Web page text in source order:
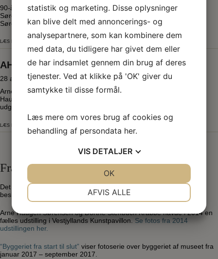
90-års fødselsdags-udstilling i Kunstpavillonen og Arne Haugen
Sørensen Museum med egne og lånte værker af Arne Haugen
Sørensen. Arne Haugen...
LÆS MERE
AHS – Det Grafiske Værk 2021
28 august 2021 - 10 oktober 2021
Arne Haugen Sørensen – “Det Grafiske Værk” Udstilling med Arne
Haugen Sørensens grafiske værker samt reception i anledning af
udgivelsen...
LÆS MERE
Fra idé til virkelighed
Det spændende forløb fra ide i 2014-2015 til virkelighed i 2017 er
beskrevet i
“Sådan blev museet til”.
Arne Haugen Sørensen og Dorthe Stenbuch Krabbe havde i 2014 en
fælles udstilling i Vestjyllands Kunstpavillon. Se fotos fra 2014
udstillingen her.
“Byggeriet fra start til slut” viser fotoserie over byggeriet af museet fra
januar 2017 – september 2017.
statistik og marketing. Disse oplysninger
kan blive delt med annoncerings- og
analysepartnere, som kan kombinere dem
med data, du tidligere har givet dem eller
de har indsamlet gennem din brug af deres
tjenester. Ved at klikke på 'OK' giver du
samtykke til disse formål.
Læs mere om vores brug af cookies og
behandling af persondata her.
VIS DETALJER
MARKETING STATISTIK
AFVIS ALLE
OK